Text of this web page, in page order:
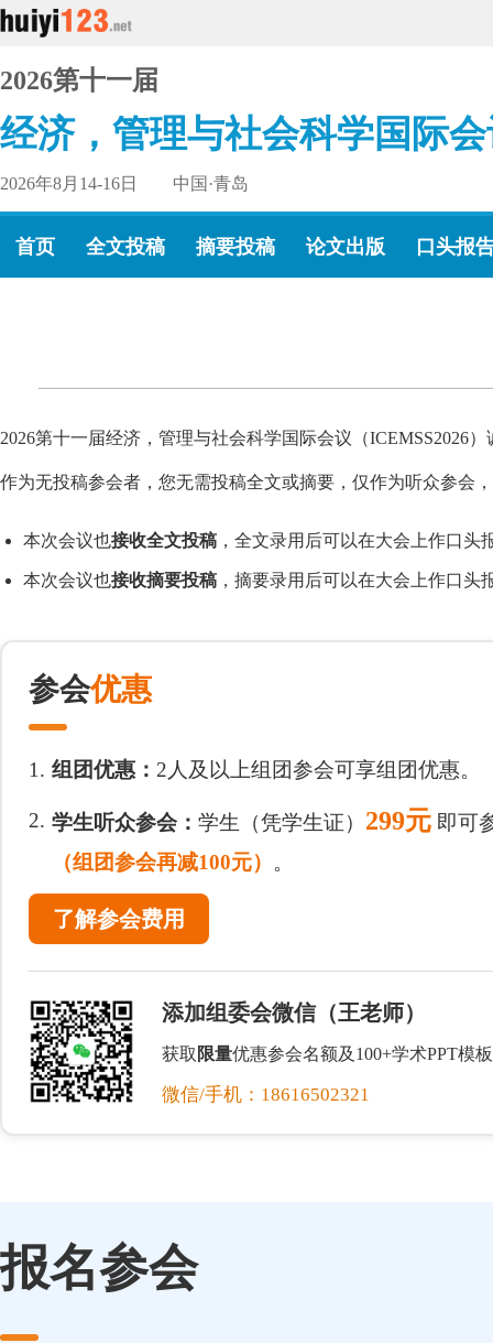
2026第十一届
经济，管理与社会科学国际
2026年8月14-16日 中国·青岛
首页 全文投稿 摘要投稿 论文出版 口头报
2026第十一届经济，管理与社会科学国际会议（ICEMSS2026
作为无投稿参会者，您无需投稿全文或摘要，仅作为听众参会
本次会议也接收全文投稿 ，全文录用后可以在大会上作口
本次会议也接收摘要投稿 ，摘要录用后可以在大会上作口
参会优惠
1. 组团优惠： 2人及以上组团参会可享组团优惠。
2. 学生听众参会： 学生（凭学生证） 299元 即可
（组团参会再减100元） 。
了解参会费用
添加组委会微信（王老师）
获取 限量优惠参会名额及100+学术PPT模板
微信/手机：18616502321
报名参会